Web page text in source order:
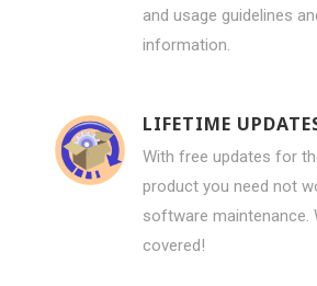
and usage guidelines
information.
LIFETIME
With free updates for
product you need not
software maintenance.
covered!